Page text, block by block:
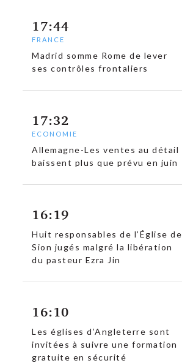
17:44
FRANCE
Madrid somme Rome de lever
ses contrôles frontaliers
17:32
ECONOMIE
Allemagne-Les ventes au détail
baissent plus que prévu en juin
16:19
Huit responsables de l’Église de
Sion jugés malgré la libération
du pasteur Ezra Jin
16:10
Les églises d’Angleterre sont
invitées à suivre une formation
gratuite en sécurité